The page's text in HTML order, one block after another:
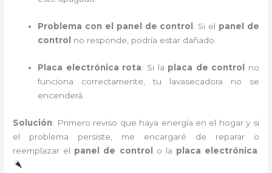
Problema con el panel de control : Si el panel de
control
no responde, podría estar dañado.
Placa electrónica rota: Si la placa de control
no
funciona correctamente, tu lavasecadora no se
encenderá.
Solución: Primero reviso que haya energía en el hogar y si
el problema persiste, me encargaré de reparar o
reemplazar el panel de control o la placa electrónica